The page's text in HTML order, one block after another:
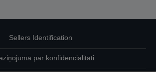
Sellers Identification
par konfidencialitāti